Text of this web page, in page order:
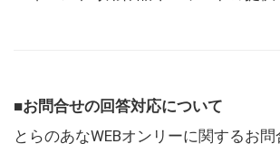
■お問合せの回答対応について
とらのあなWEBオンリーに関するお